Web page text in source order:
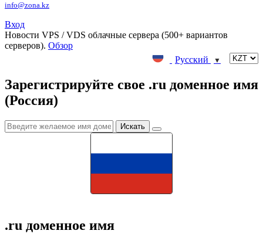
info@zona.kz
Вход
Новости VPS / VDS облачные сервера (500+ вариантов
серверов). Обзор
Русский
▼
Зарегистрируйте свое .ru доменное имя
(Россия)
.ru доменное имя